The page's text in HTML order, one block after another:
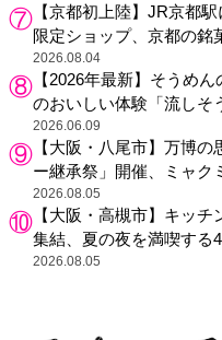
【京都初上陸】JR京都
限定ショップ、京都の銘
2026.08.04
【2026年最新】そうめ
のおいしい体験「流しそ
2026.06.09
【大阪・八尾市】万博
ー継承祭」開催、ミャク
示も
2026.08.05
【大阪・高槻市】キッ
集結、夏の夜を満喫する
2026.08.05